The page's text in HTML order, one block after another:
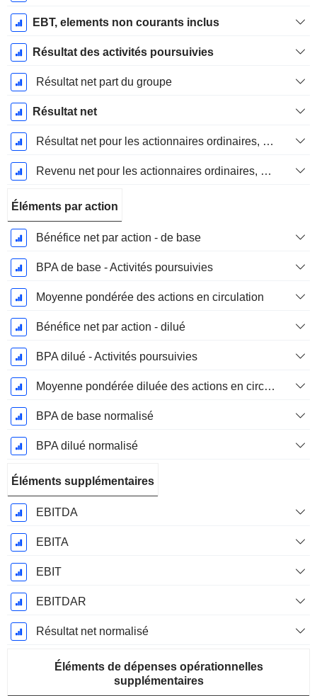
EBT, elements non courants inclus
Résultat des activités poursuivies
Résultat net part du groupe
Résultat net
Résultat net pour les actionnaires ordinaires, éléments exceptionnels inclus.
Revenu net pour les actionnaires ordinaires, hors éléments exceptionnelsRésultat net pour les actionnaires ordinaires, éléments exceptionnels exclus.
Éléments par action
Bénéfice net par action - de base
BPA de base - Activités poursuivies
Moyenne pondérée des actions en circulation
Bénéfice net par action - dilué
BPA dilué - Activités poursuivies
Moyenne pondérée diluée des actions en circulation
BPA de base normalisé
BPA dilué normalisé
Éléments supplémentaires
EBITDA
EBITA
EBIT
EBITDAR
Résultat net normalisé
Éléments de dépenses opérationnelles
supplémentaires